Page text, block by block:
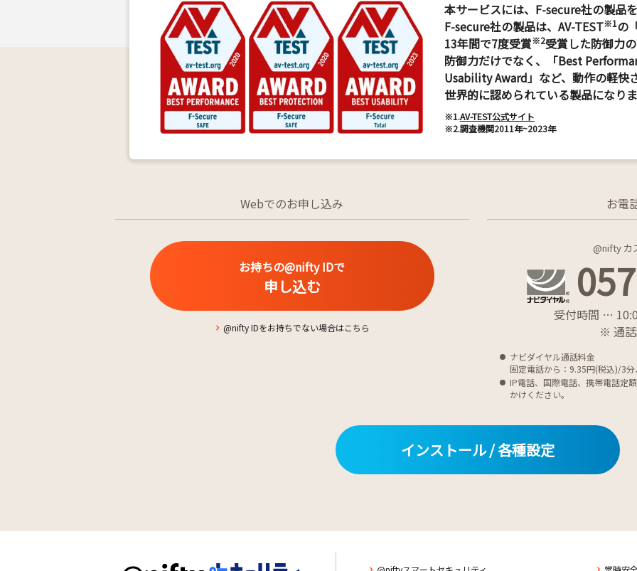
本サービスには、F-secure社の製品
F-secure社の製品は、AV-TEST※1の
13年間で7度受賞※2受賞した防御力
防御力だけでなく、「Best
Usability Award」など、動作の軽快
世界的に認められている製品になりま
※1.AV-TEST公式サイト
※2.調査機関2011年~2023年
Webでのお申し込み
お持ちの@nifty IDで
申し込む
@nifty IDをお持ちでない場合はこちら
お電
@nifty カ
受付時間 …
※ 通話
ナビダイヤル通話料金
固定電話から：9.35円(税込)/3
IP電話、国際電話、携帯電話定
かけください。
インストール / 各種設定